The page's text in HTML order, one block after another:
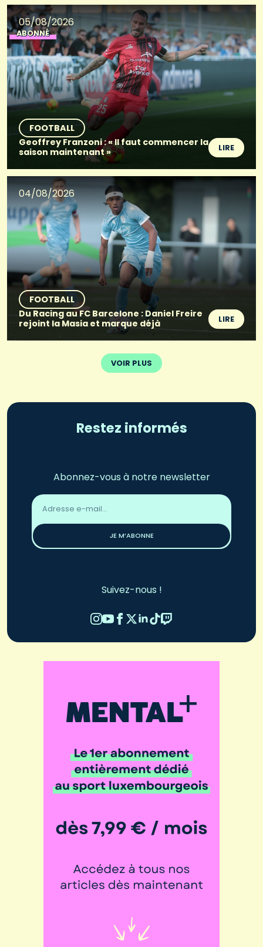
05/08/2026
ABONNÉ
FOOTBALL
Geoffrey Franzoni : « Il faut commencer la
saison maintenant »
LIRE
04/08/2026
FOOTBALL
Du Racing au FC Barcelone : Daniel Freire
rejoint la Masia et marque déjà
LIRE
VOIR PLUS
Restez informés
Abonnez-vous à notre newsletter
Adresse
email
JE M’ABONNE
Suivez-nous !